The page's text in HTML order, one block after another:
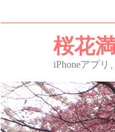
桜花
iPhoneアプリ